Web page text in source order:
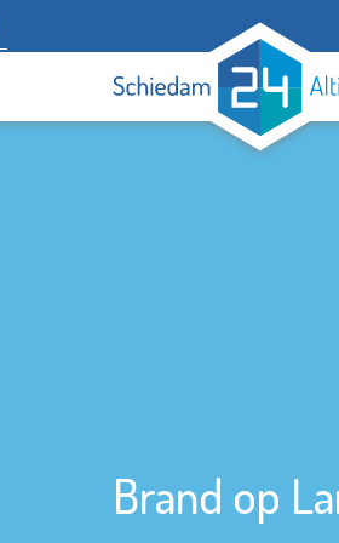
Brand op